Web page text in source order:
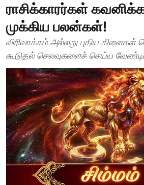
ராசிக்காரர்கள்
முக்கிய பலன்கள்!
விரிவாக்கம் அல்லது புதிய
கூடுதல் செலவுகளைச் செய்ய